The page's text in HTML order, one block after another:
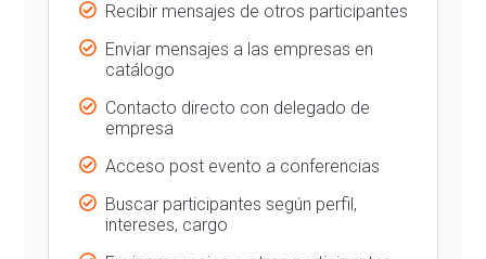
Recibir mensajes de otros participantes
Enviar mensajes a las empresas en
catálogo
Contacto directo con delegado de
empresa
Acceso post evento a conferencias
Buscar participantes según perfil,
intereses, cargo